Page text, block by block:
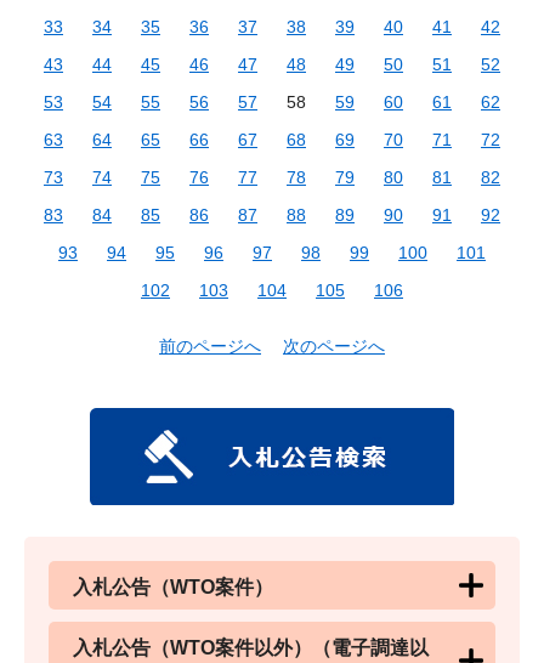
33
34 35 36 37 38 39 40 41
42
43
44 45 46 47 48 49 50 51
52
53
54 55 56 57 58 59 60 61
62
63
64 65 66 67 68 69 70 71
72
73
74 75 76 77 78 79 80 81
82
83
84 85 86 87 88 89 90 91
92
93
94 95 96 97 98 99 100
101
102
103 104 105 106
前のページへ 次のページへ
入札公告（WTO案件）
入札公告（WTO案件以外）（電子調達以